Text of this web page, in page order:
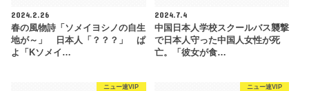
2024.2.26
春の風物詩「ソメイヨシノの自生
地が～」 日本人「？？？」 ぱ
よ「Kソメイ…
2024.7.4
中国日本人学校スクールバス襲撃
で日本人守った中国人女性が死
亡。「彼女が食…
ニュー速VIP ニュー速VIP